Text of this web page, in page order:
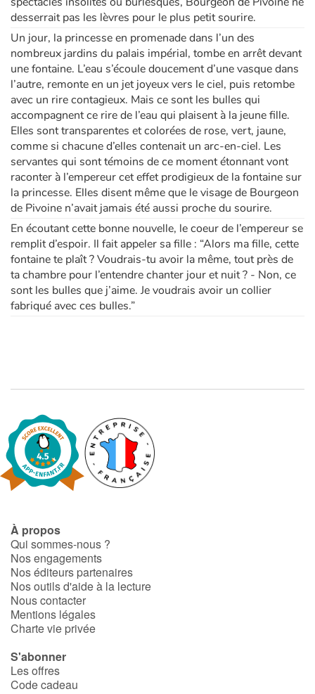
Apprendre les langues
Dyslexie, troubles de la lecture
Nos listes de lecture
Les plus lus
Coups de coeur
desserrait pas les lèvres pour le plus petit sourire.
Un jour, la princesse en promenade dans l’un des
nombreux jardins du palais impérial, tombe en arrêt devant
une fontaine. L’eau s’écoule doucement d’une vasque dans
l’autre, remonte en un jet joyeux vers le ciel, puis retombe
avec un rire contagieux. Mais ce sont les bulles qui
accompagnent ce rire de l’eau qui plaisent à la jeune fille.
Elles sont transparentes et colorées de rose, vert, jaune,
comme si chacune d’elles contenait un arc-en-ciel. Les
servantes qui sont témoins de ce moment étonnant vont
raconter à l’empereur cet effet prodigieux de la fontaine sur
la princesse. Elles disent même que le visage de Bourgeon
de Pivoine n’avait jamais été aussi proche du sourire.
En écoutant cette bonne nouvelle, le coeur de l’empereur se
remplit d’espoir. Il fait appeler sa fille : “Alors ma fille, cette
fontaine te plaît ? Voudrais-tu avoir la même, tout près de
ta chambre pour l’entendre chanter jour et nuit ? - Non, ce
sont les bulles que j’aime. Je voudrais avoir un collier
fabriqué avec ces bulles.”
À propos
Qui sommes-nous ?
Nos engagements
Nos éditeurs partenaires
Nos outils d'aide à la lecture
Nous contacter
Mentions légales
Charte vie privée
S'abonner
Les offres
Code cadeau